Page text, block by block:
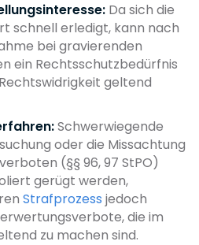
Da sich die
schnell erledigt, kann nach
bei gravierenden
ein Rechtsschutzbedürfnis
geltend
Schwerwiegende
oder die Missachtung
(§§ 96, 97 StPO)
gerügt werden,
Strafprozess jedoch
die im
zu machen sind.